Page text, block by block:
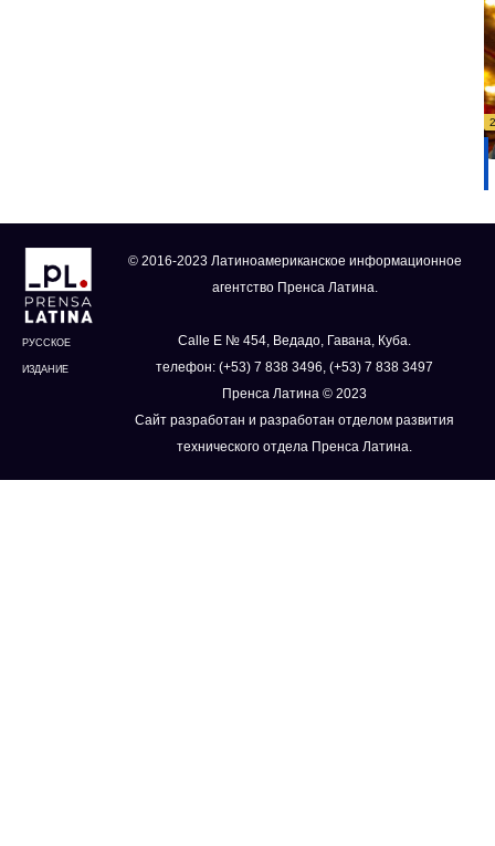
РУССКОЕ
ИЗДАНИЕ
© 2016-2023 Латиноамериканское информационное
агентство Пренса Латина.
Calle E № 454, Ведадо, Гавана, Куба.
телефон: (+53) 7 838 3496, (+53) 7 838 3497
Пренса Латина © 2023
Сайт разработан и разработан отделом развития
технического отдела Пренса Латина.